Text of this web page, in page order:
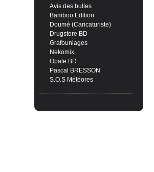
Avis des bulles
Bamboo Edition
Doumé (Caricaturiste)
Drugstore BD
Grafouniages
Nekomix
Opale BD
Pascal BRESSON
S.O.S Météores